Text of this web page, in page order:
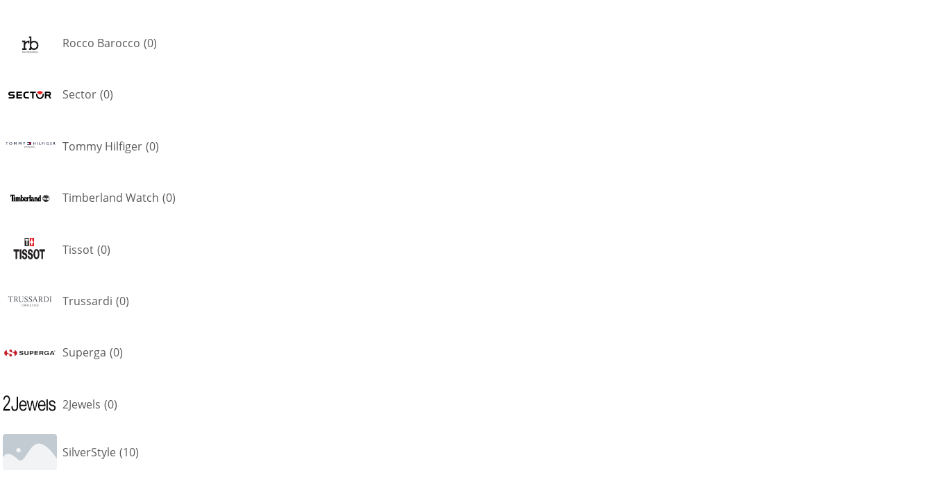
Rocco Barocco (0)
Sector (0)
Tommy Hilfiger (0)
Timberland Watch (0)
Tissot (0)
Trussardi (0)
Superga (0)
2Jewels (0)
SilverStyle (10)